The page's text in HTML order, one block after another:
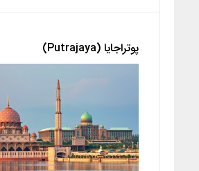
پوتراجایا (Putrajaya)